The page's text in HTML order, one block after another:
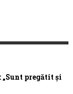
pregătit și